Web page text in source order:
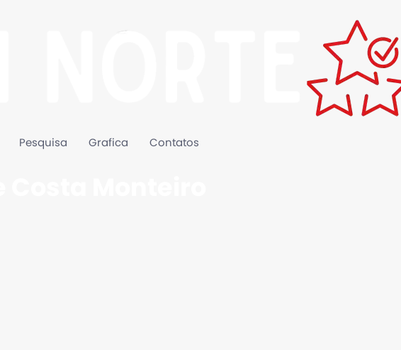
Pesquisa Grafica Contatos